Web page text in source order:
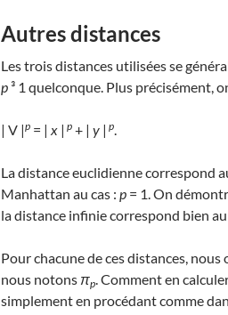
Autres distances
Les trois distances utilisées se
p ³ 1 quelconque. Plus précisément,
| V |p = | x | p + | y | p.
La distance euclidienne correspond
Manhattan au cas : p = 1. On
la distance infinie correspond bien au
Pour chacune de ces distances,
nous notons πp. Comment en
simplement en procédant comme